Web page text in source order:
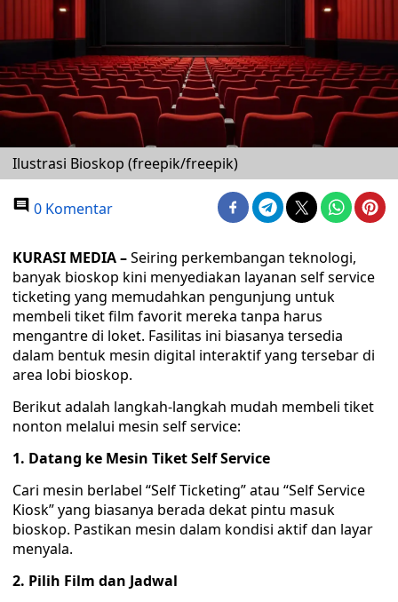
Ilustrasi Bioskop (freepik/freepik)
0 Komentar
KURASI MEDIA –Seiring perkembangan teknologi,
banyak bioskop kini menyediakan layanan self service
ticketing yang memudahkan pengunjung untuk
membeli tiket film favorit mereka tanpa harus
mengantre di loket. Fasilitas ini biasanya tersedia
dalam bentuk mesin digital interaktif yang tersebar di
area lobi bioskop.
Berikut adalah langkah-langkah mudah membeli tiket
nonton melalui mesin self service:
1. Datang ke Mesin Tiket Self Service
Cari mesin berlabel “Self Ticketing” atau “Self Service
Kiosk” yang biasanya berada dekat pintu masuk
bioskop. Pastikan mesin dalam kondisi aktif dan layar
menyala.
2. Pilih Film dan Jadwal